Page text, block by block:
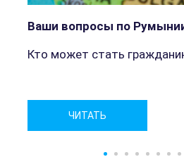
Ваши вопросы по
Кто может стать
ЧИТАТЬ